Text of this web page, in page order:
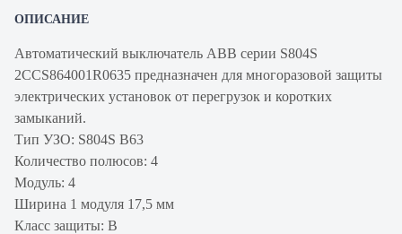
ОПИСАНИЕ
Автоматический выключатель ABB серии S804S
2CCS864001R0635 предназначен для многоразовой защиты
электрических установок от перегрузок и коротких
замыканий.
Тип УЗО: S804S B63
Количество полюсов: 4
Модуль: 4
Ширина 1 модуля 17,5 мм
Класс защиты: B